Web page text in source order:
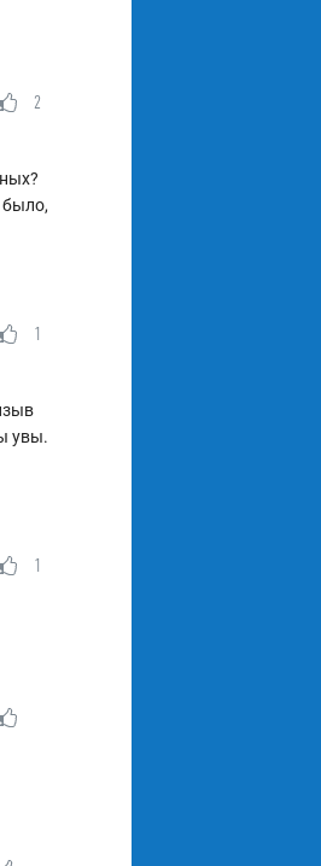
2
было,
1
увы.
1